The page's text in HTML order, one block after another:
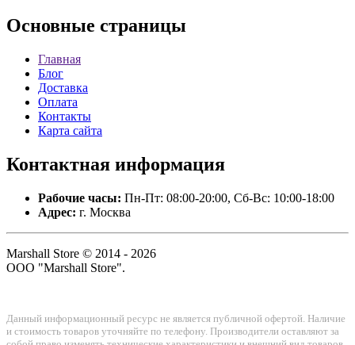
Основные страницы
Главная
Блог
Доставка
Оплата
Контакты
Карта сайта
Контактная информация
Рабочие часы: Пн-Пт: 08:00-20:00, Сб-Вс: 10:00-18:00
Адрес: г. Москва
Marshall Store © 2014 - 2026
ООО "Marshall Store".
Данный информационный ресурс не является публичной офертой. Наличие
и стоимость товаров уточняйте по телефону. Производители оставляют за